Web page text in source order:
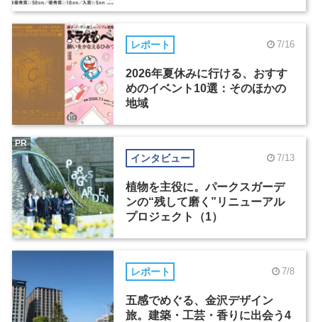
レポート 7/16
2026年夏休みに行ける、おすす
めのイベント10選：そのほかの
地域
インタビュー 7/13
植物を主役に。パークスガーデ
ンの“残して磨く”リニューアル
プロジェクト（1）
PR
レポート 7/8
五感でめぐる、金沢デザイン
旅。建築・工芸・香りに出会う4